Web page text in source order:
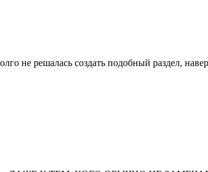
не решалась создать подобный раздел,